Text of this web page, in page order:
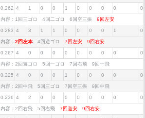
0.262 4 1 0 0 1 0 0 0 0 0
内容：1回三ゴロ 4回二ゴロ 6回空三振 9回左安
0.283 4 3 1 1 0 0 0 0 1 0
内容： 2回左本 4回遊ゴロ 7回左安 9回右安
0.267 4 0 0 0 0 0 0 0 0 0
内容：2回遊ゴロ 5回一ゴロ 7回右飛 9回一飛
0.225 4 0 0 0 1 0 0 0 0 0
内容：2回中飛 5回三ゴロ 7回空三振 9回中飛
0.236 4 2 0 0 0 0 0 0 0 0
内容：2回右飛 5回右飛 7回遊安 9回右安